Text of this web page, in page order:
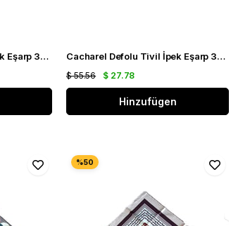
Cacharel Defolu Tivil İpek Eşarp 36946 Siyah Karışık Desen Cacharel Defolu Tivil İpek Eşarp 36949 Siyah Karışık Desen
$ 27.78
$ 55.56
Hinzufügen